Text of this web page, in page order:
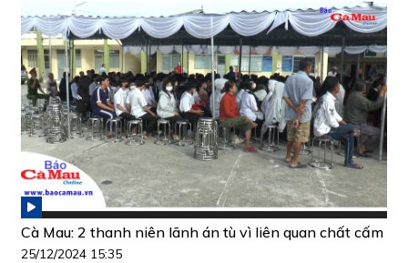
Cà Mau: 2 thanh niên lãnh án tù vì liên quan chất cấm
25/12/2024 15:35